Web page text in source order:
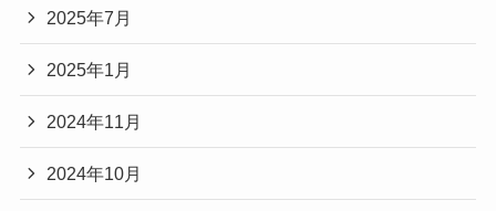
2025年7月
2025年1月
2024年11月
2024年10月